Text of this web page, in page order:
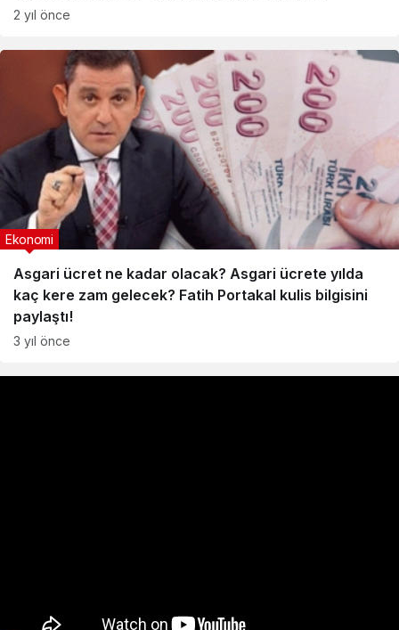
2 yıl önce
Asgari ücret ne kadar olacak? Asgari ücrete yılda
kaç kere zam gelecek? Fatih Portakal kulis bilgisini
paylaştı!
Ekonomi
3 yıl önce